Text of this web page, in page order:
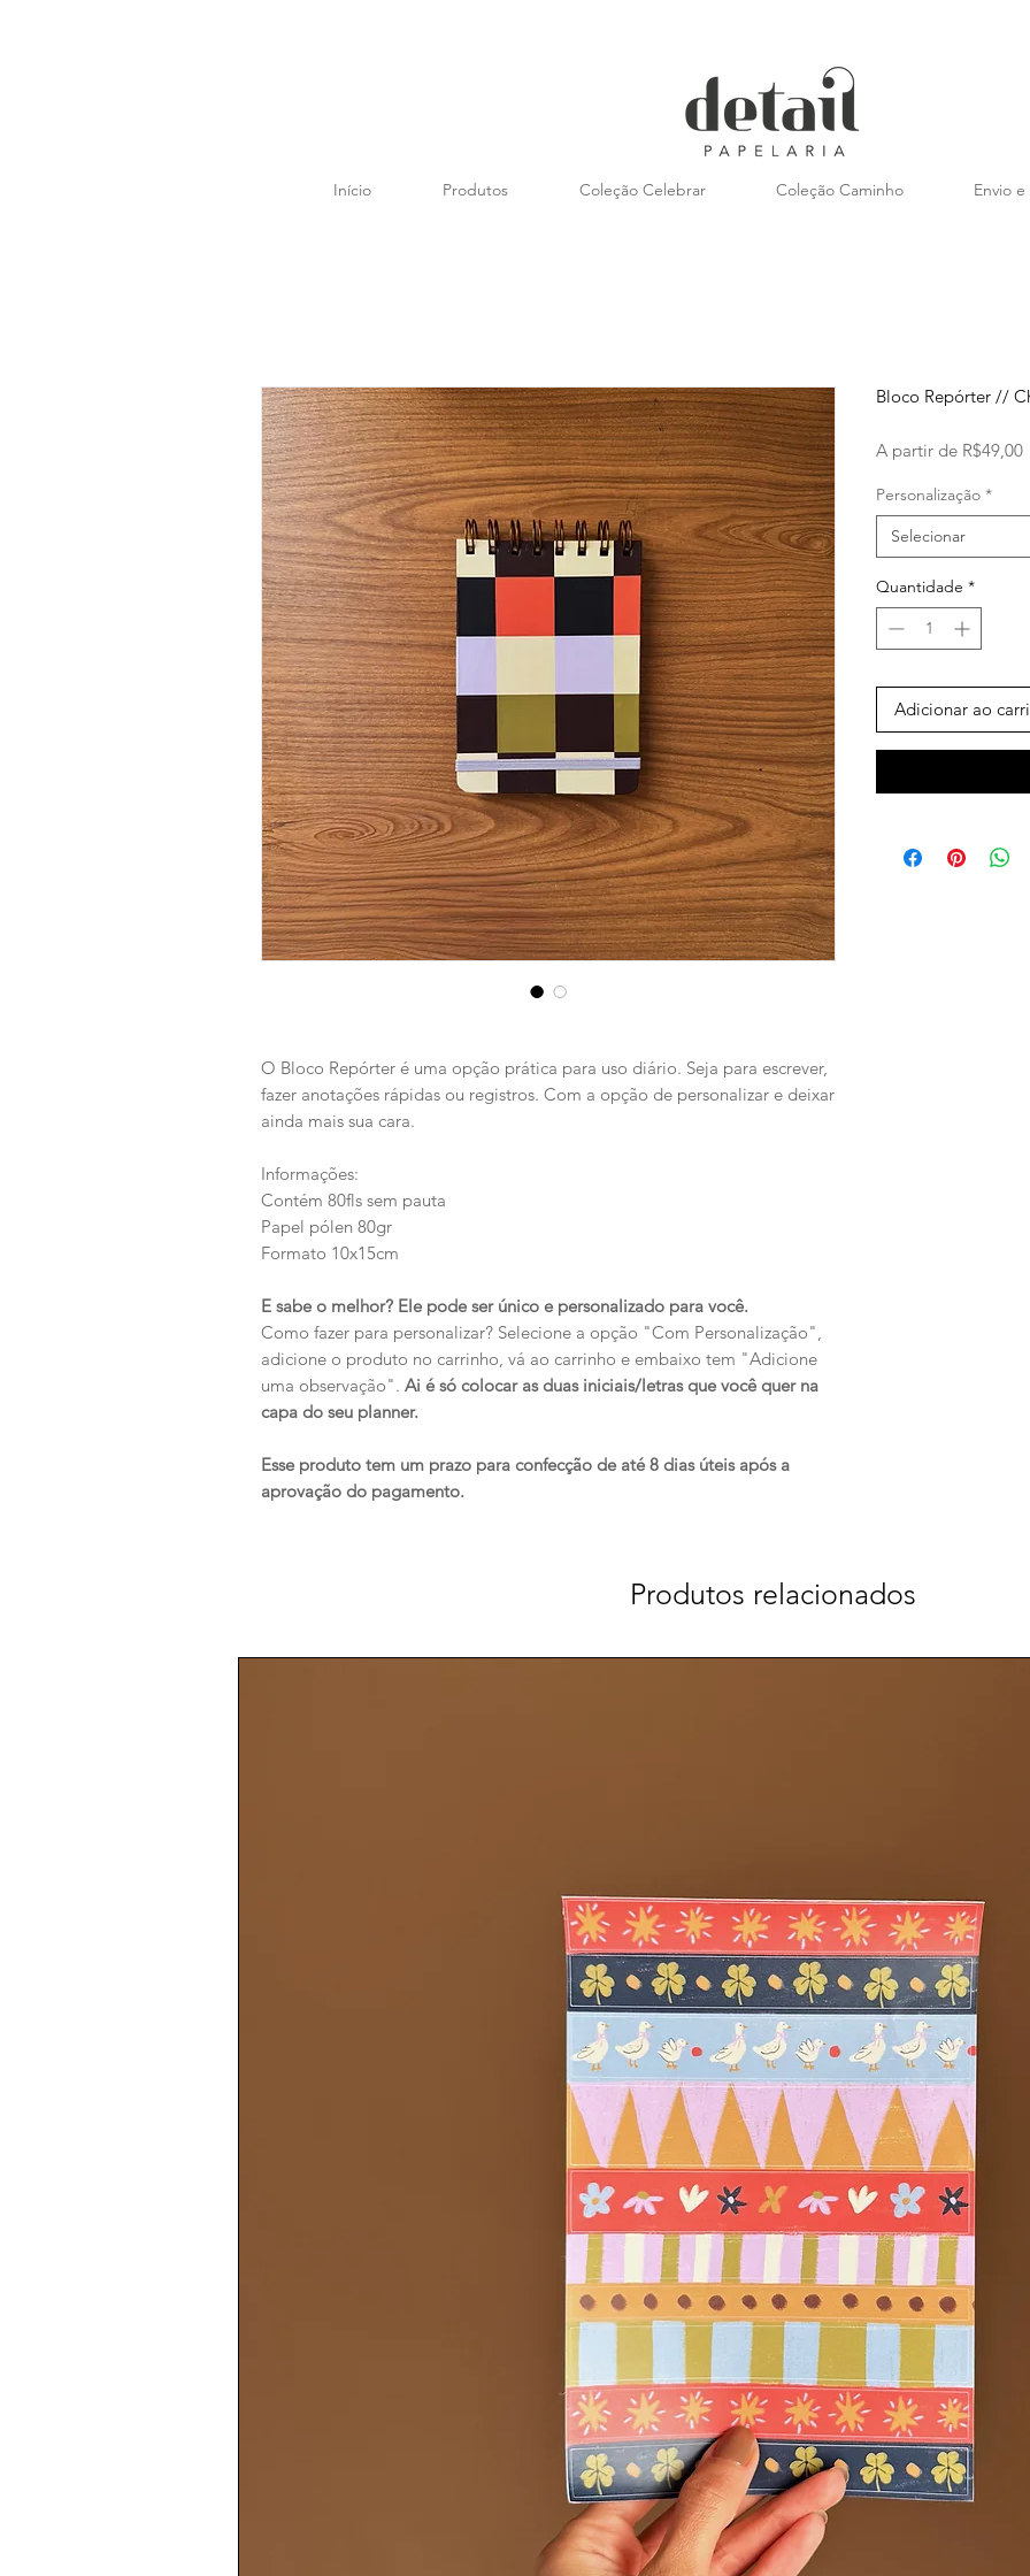
Início Produtos Coleção Celebrar Coleção Caminho Envio
O Bloco Repórter é uma opção prática para uso diário. Seja para escrever,
fazer anotações rápidas ou registros. Com a opção de personalizar e deixar
ainda mais sua cara.
Informações:
Contém 80fls sem pauta
Papel pólen 80gr
Formato 10x15cm
E sabe o melhor? Ele pode ser único e personalizado para você.
Como fazer para personalizar? Selecione a opção "Com Personalização",
adicione o produto no carrinho, vá ao carrinho e embaixo tem "Adicione
uma observação". Ai é só colocar as duas iniciais/letras que você quer na
capa do seu planner.
Esse produto tem um prazo para confecção de até 8 dias úteis após a
aprovação do pagamento.
Bloco Repórter //
A partir de R$49,00
Personalização *
Selecionar
Quantidade *
Adicionar ao
Produtos relacionados